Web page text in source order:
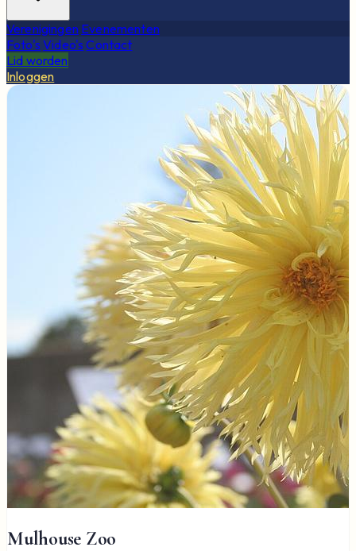
Verenigingen Evenementen
Foto's Video's Contact
Lid worden
Inloggen
Mulhouse Zoo